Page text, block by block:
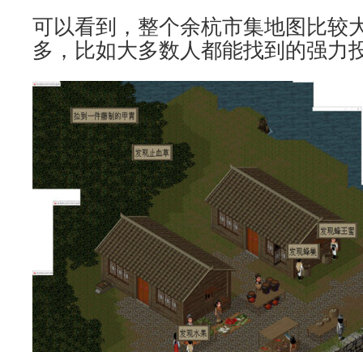
可以看到，整个余杭市集地图比较
多，比如大多数人都能找到的强力